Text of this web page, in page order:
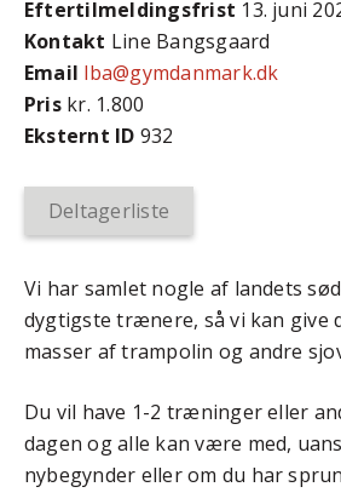
Efter­tilmeldings­frist 13. juni
Kontakt Line Bangsgaard
Email lba@gymdanmark.dk
Priskr. 1.800
Eksternt ID 932
Deltagerliste
Vi har samlet nogle af landets
dygtigste trænere, så vi kan give
masser af trampolin og andre
Du vil have 1-2 træninger eller
dagen og alle kan være med,
nybegynder eller om du har